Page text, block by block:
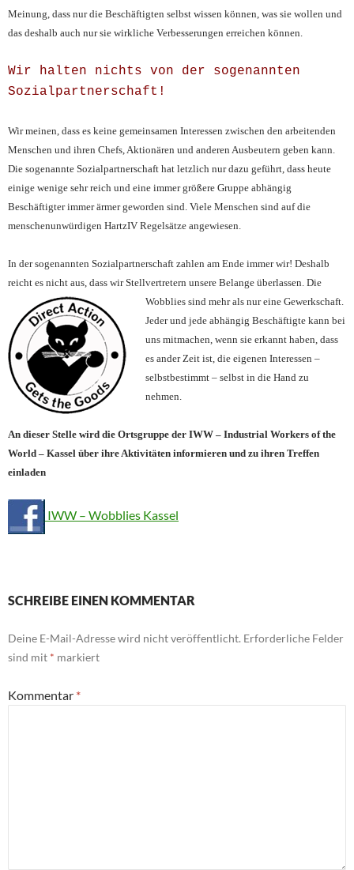
Meinung, dass nur die Beschäftigten selbst wissen können, was sie wollen und
das deshalb auch nur sie wirkliche Verbesserungen erreichen können.
Wir halten nichts von der sogenannten
Sozialpartnerschaft!
Wir meinen, dass es keine gemeinsamen Interessen zwischen den arbeitenden
Menschen und ihren Chefs, Aktionären und anderen Ausbeutern geben kann.
Die sogenannte Sozialpartnerschaft hat letzlich nur dazu geführt, dass heute
einige wenige sehr reich und eine immer größere Gruppe abhängig
Beschäftigter immer ärmer geworden sind. Viele Menschen sind auf die
menschenunwürdigen HartzIV Regelsätze angewiesen.
In der sogenannten Sozialpartnerschaft zahlen am Ende immer wir! Deshalb
reicht es nicht aus, dass wir Stellvertretern unsere Belange überlassen. Die
Wobblies sind mehr als nur eine Gewerkschaft.
Jeder und jede abhängig Beschäftigte kann bei
uns mitmachen, wenn sie erkannt haben, dass
es ander Zeit ist, die eigenen Interessen –
selbstbestimmt – selbst in die Hand zu
nehmen.
An dieser Stelle wird die Ortsgruppe der IWW – Industrial Workers of the
World – Kassel über ihre Aktivitäten informieren und zu ihren Treffen
einladen
IWW – Wobblies Kassel
SCHREIBE EINEN KOMMENTAR
Deine E-Mail-Adresse wird nicht veröffentlicht. Erforderliche Felder
sind mit * markiert
Kommentar *